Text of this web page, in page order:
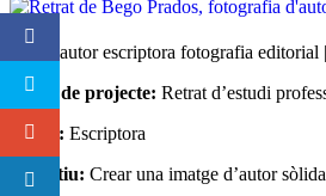
Retrat autor escriptora fotografia
Tipus de projecte: Retrat d’estudi
Client: Escriptora
Objectiu: Crear una imatge d’autor